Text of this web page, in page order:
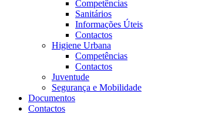
Competências
Sanitários
Informações Úteis
Contactos
Higiene Urbana
Competências
Contactos
Juventude
Segurança e Mobilidade
Documentos
Contactos